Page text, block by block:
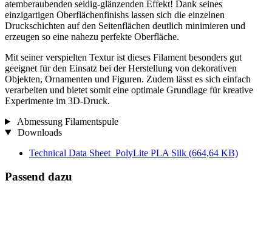
atemberaubenden seidig-glänzenden Effekt! Dank seines
einzigartigen Oberflächenfinishs lassen sich die einzelnen
Druckschichten auf den Seitenflächen deutlich minimieren und
erzeugen so eine nahezu perfekte Oberfläche.
Mit seiner verspielten Textur ist dieses Filament besonders gut
geeignet für den Einsatz bei der Herstellung von dekorativen
Objekten, Ornamenten und Figuren. Zudem lässt es sich einfach
verarbeiten und bietet somit eine optimale Grundlage für kreative
Experimente im 3D-Druck.
Abmessung Filamentspule
Downloads
Technical Data Sheet_PolyLite PLA Silk (664,64 KB)
Passend dazu